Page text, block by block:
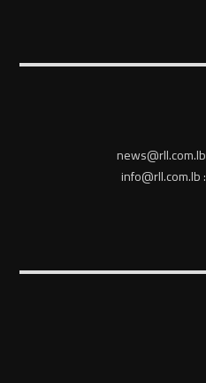
: info@rll.com.lb